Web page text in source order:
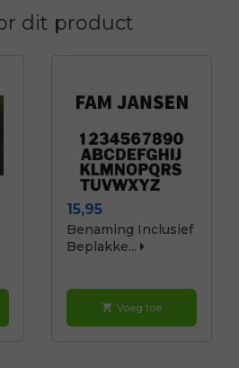
dit product
Prijs
15,95
Benaming Inclusief
Beplakke...
shopping_cart Voeg toe